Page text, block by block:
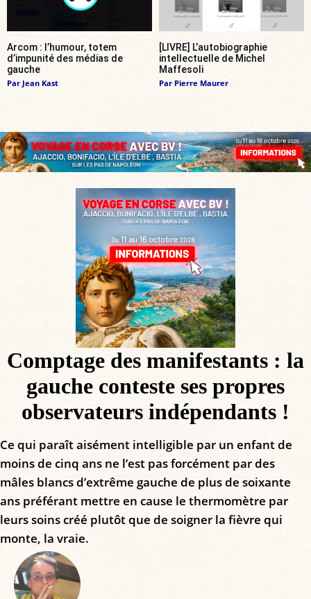
Arcom : l’humour, totem
d’impunité des médias de
gauche
Par Jean Kast
[LIVRE] L’autobiographie
intellectuelle de Michel
Maffesoli
Par Pierre Maurer
Comptage des manifestants : la
gauche conteste ses propres
observateurs indépendants !
Ce qui paraît aisément intelligible par un enfant de
moins de cinq ans ne l’est pas forcément par des
mâles blancs d’extrême gauche de plus de soixante
ans préférant mettre en cause le thermomètre par
leurs soins créé plutôt que de soigner la fièvre qui
monte, la vraie.